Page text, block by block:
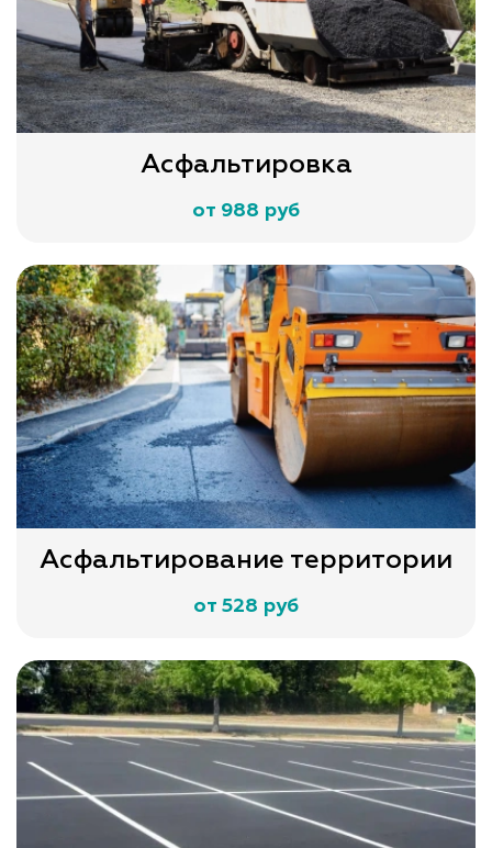
Асфальтировка
от 988 руб
Асфальтирование территории
от 528 руб